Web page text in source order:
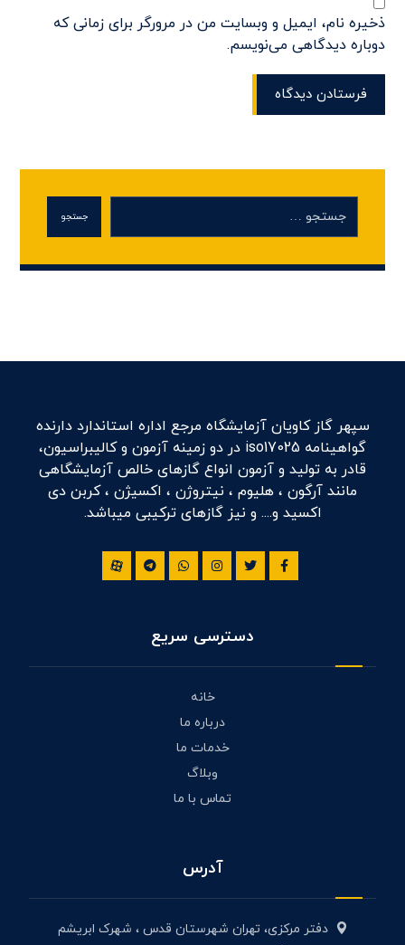
ذخیره نام، ایمیل و وبسایت من در مرورگر برای زمانی که
دوباره دیدگاهی می‌نویسم.
فرستادن دیدگاه
جستجو
سپهر گاز کاویان آزمایشگاه مرجع اداره استاندارد دارنده
گواهینامه iso17025 در دو زمینه آزمون و کالیبراسیون،
قادر به تولید و آزمون انواع گازهای خالص آزمایشگاهی
مانند آرگون ، هلیوم ، نیتروژن ، اکسیژن ، کربن دی
اکسید و.... و نیز گازهای ترکیبی میباشد.
دسترسی سریع
خانه
درباره ما
خدمات ما
وبلاگ
تماس با ما
آدرس
دفتر مرکزی، تهران شهرستان قدس ، شهرک ابریشم